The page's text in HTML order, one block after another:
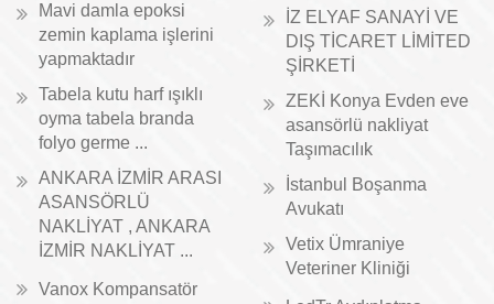
Mavi damla epoksi
zemin kaplama işlerini
yapmaktadır
Tabela kutu harf ışıklı
oyma tabela branda
folyo germe ...
ANKARA İZMİR ARASI
ASANSÖRLÜ
NAKLİYAT , ANKARA
İZMİR NAKLİYAT ...
Vanox Kompansatör
İZ ELYAF SANAYİ VE
DIŞ TİCARET LİMİTED
ŞİRKETİ
ZEKİ Konya Evden eve
asansörlü nakliyat
Taşımacılık
İstanbul Boşanma
Avukatı
Vetix Ümraniye
Veteriner Kliniği